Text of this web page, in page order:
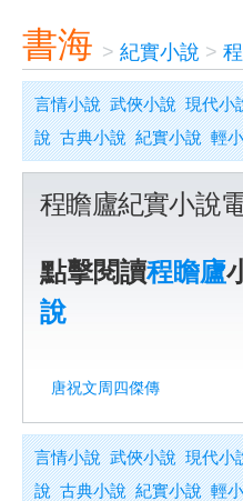
書海 > 紀實小說 >
言情小說 武俠小說 現代小
說 古典小說 紀實小說 輕
程瞻廬紀實小說
點擊閱讀程瞻廬
說
唐祝文周四傑傳
言情小說 武俠小說 現代小
說 古典小說 紀實小說 輕